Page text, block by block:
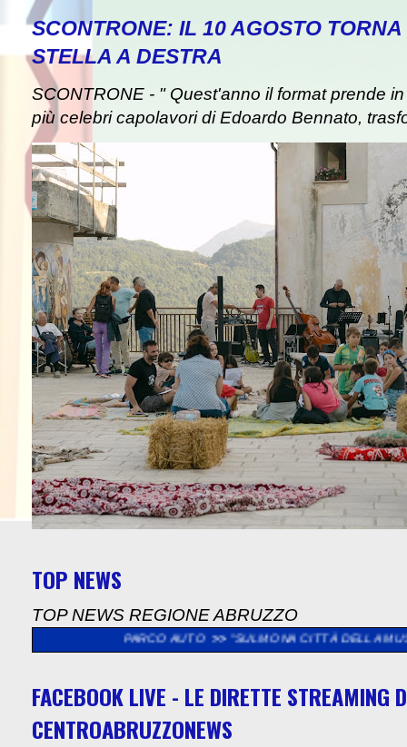
SCONTRONE: IL 10 AGOSTO
STELLA A DESTRA
SCONTRONE - " Quest'anno il format prende
più celebri capolavori di Edoardo Bennato,
TOP NEWS
TOP NEWS REGIONE ABRUZZO
>> "SULMONA CITTÀ DELLA MUSICA", SABATO
FACEBOOK LIVE - LE DIRETTE STREAMING
CENTROABRUZZONEWS